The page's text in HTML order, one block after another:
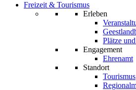
Freizeit & Tourismus
Erleben
Plätze
Engagement
Ehrenamt
Standort
Tourismus